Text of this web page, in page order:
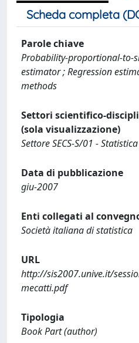
Scheda completa
Parole chiave
Probability-proportional-to-
estimator ; Regression
methods
Settori scientifico-
(sola visualizzazione)
Settore SECS-S/01 - Statistica
Data di pubblicazione
giu-2007
Enti collegati al
Società italiana di statistica
URL
http://sis2007.unive.it/
mecatti.pdf
Tipologia
Book Part (author)